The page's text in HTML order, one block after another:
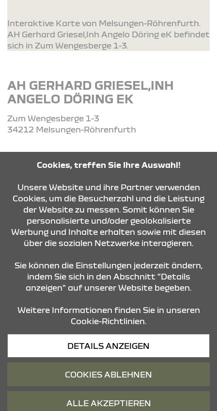
Interaktive Karte von Melsungen-Röhrenfurth.
AH Gerhard Griesel,Inh Angelo Döring eK befindet
sich in Zum Wengesberge 1-3.
AH GERHARD GRIESEL,INH
ANGELO DÖRING EK
Zum Wengesberge 1-3
34212 Melsungen-Röhrenfurth
ROUTE PLANEN
ANFRAGE SENDEN
Datenschutz
Cookies, treffen Sie Ihre Auswahl!
Unsere Website und ihre Partner verwenden
Cookies, um die Besucherzahl und die Leistung
der Website zu messen. Somit können Sie
personalisierte und/oder geolokalisierte
Werbung und Inhalte erhalten sowie mit diesen
über die sozialen Netzwerke interagieren.
Sie können die Einstellungen jederzeit ändern,
indem Sie sich in den Abschnitt "Details
anzeigen" auf unserer Website begeben.
Weitere Informationen finden Sie in unseren
Cookie-Richtlinien.
DETAILS ANZEIGEN
COOKIES ABLEHNEN
ALLE AKZEPTIEREN